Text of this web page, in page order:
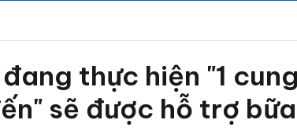
thực hiện "1 cung
sẽ được hỗ trợ